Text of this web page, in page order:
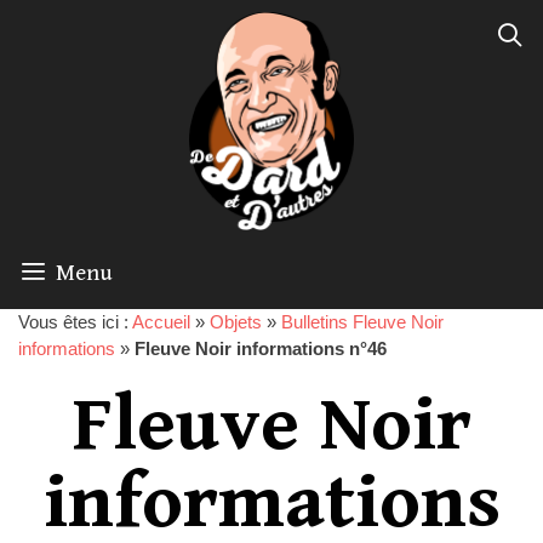
Menu
Vous êtes ici : Accueil » Objets » Bulletins Fleuve Noir
informations » Fleuve Noir informations n°46
Fleuve Noir
informations